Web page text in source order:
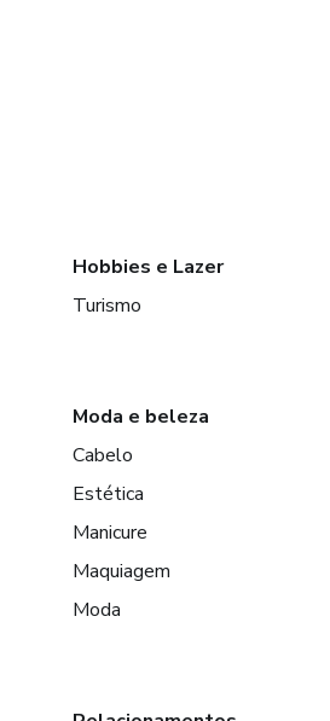
Hobbies e Lazer
Turismo
Moda e beleza
Cabelo
Estética
Manicure
Maquiagem
Moda